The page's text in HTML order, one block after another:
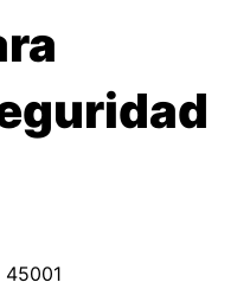
45001